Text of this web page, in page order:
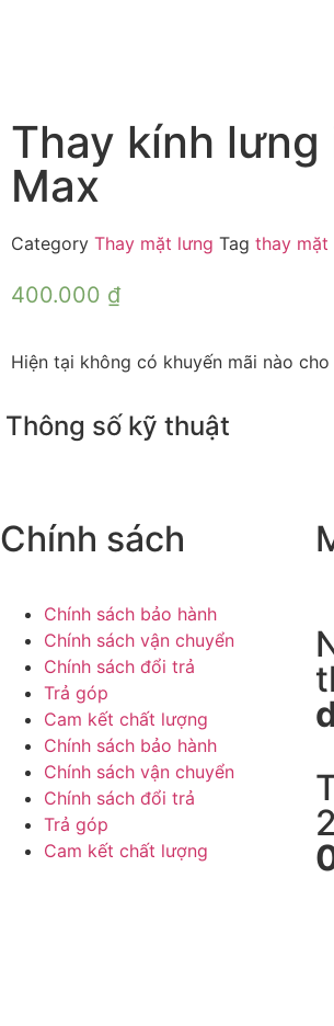
Thay kính lưng
Max
Category Thay mặt lưng Tag thay mặt
400.000 ₫
Hiện tại không có khuyến mãi nào cho
Thông số kỹ thuật
Chính sách
Chính sách bảo hành
Chính sách vận chuyển
Chính sách đổi trả
Trả góp
Cam kết chất lượng
Chính sách bảo hành
Chính sách vận chuyển
Chính sách đổi trả
Trả góp
Cam kết chất lượng